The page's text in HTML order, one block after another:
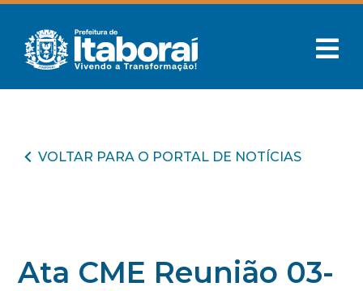
VOLTAR PARA O PORTAL DE NOTÍCIAS
Ata CME Reunião 03-